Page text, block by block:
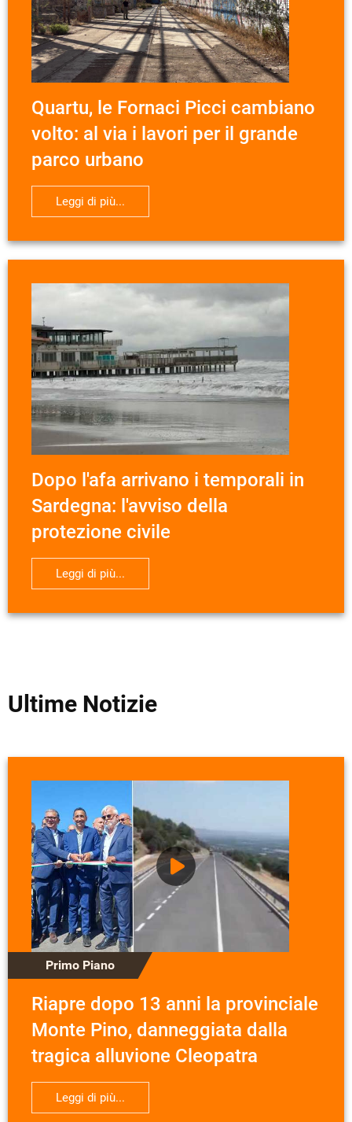
Quartu, le Fornaci Picci cambiano
volto: al via i lavori per il grande
parco urbano
Leggi di più...
Dopo l'afa arrivano i temporali in
Sardegna: l'avviso della
protezione civile
Leggi di più...
Ultime Notizie
Primo Piano
Riapre dopo 13 anni la provinciale
Monte Pino, danneggiata dalla
tragica alluvione Cleopatra
Leggi di più...